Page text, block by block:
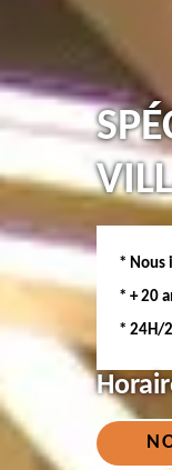
* Nous
* + 20
* 24H/